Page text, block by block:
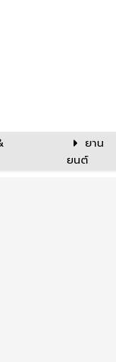
ยาน
ยนต์